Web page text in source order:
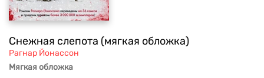
Снежная слепота (мягкая обложка)
Рагнар Йонассон
Мягкая обложка